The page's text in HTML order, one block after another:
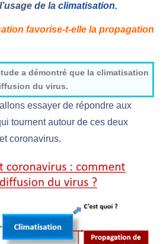
de la climatisation.
favorise-t-elle la propagation
a démontré que la climatisation
du virus.
essayer de répondre aux
tournent autour de ces deux
coronavirus.